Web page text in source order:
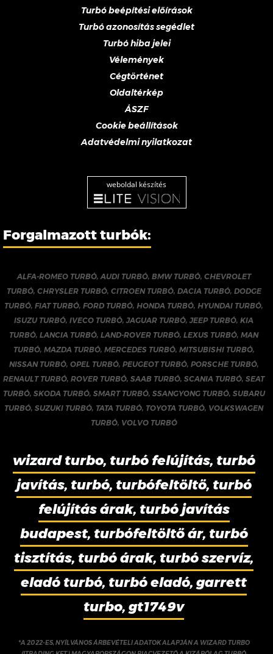
Turbó beépítési előírások
Turbó azonosítás segédlet
Turbó hiba jelei
Vélemények
Cégtörténet
Oldaltérkép
ÁSZF
Cookie beállítások
Adatvédelmi nyilatkozat
weboldal készítés
Forgalmazott turbók:
ALFA-ROMEO TURBÓ,AUDI TURBÓ, BMW TURBÓ, CHEVROLET
TURBÓ, CHRYSLER TURBÓ, CITROEN TURBÓ, DACIA TURBÓ, DODGE
TURBÓ,FIAT TURBÓ,FORD TURBÓ, HONDA TURBÓ, HYUNDAI TURBÓ,
ISUZU TURBÓ,IVECO TURBÓ,JAGUAR TURBÓ,JEEP TURBÓ,KIA
TURBÓ,LANCIA TURBÓ,LAND-ROVER TURBÓ,LEXUS TURBÓ,MAN
TURBÓ, MAZDA TURBÓ, MERCEDES TURBÓ, MITSUBISHI TURBÓ,
NISSAN TURBÓ, OPEL TURBÓ, PEUGEOT TURBÓ, PORSCHE TURBÓ,
RENAULT TURBÓ,ROVER TURBÓ,SAAB TURBÓ,SCANIA TURBÓ,SEAT
TURBÓ, SKODA TURBÓ, SMART TURBÓ, SSANGYONG TURBÓ, SUBARU
TURBÓ,SUZUKI TURBÓ, TATA TURBÓ, TOYOTA TURBÓ, VOLKSWAGEN
TURBÓ, VOLVO TURBÓ
wizard turbo, turbó felújítás, turbó
javítás, turbó, turbófeltöltő, turbó
felújítás árak, turbó javítás
budapest, turbófeltöltő ár, turbó
tisztítás, turbó árak, turbó szervíz,
eladó turbó, turbó eladó, garrett
turbo, gt1749v
*A 2022-ES, NYÍLVÁNOS ÁRBEVÉTELI ADATOK ALAPJÁN A WIZARD TURBO